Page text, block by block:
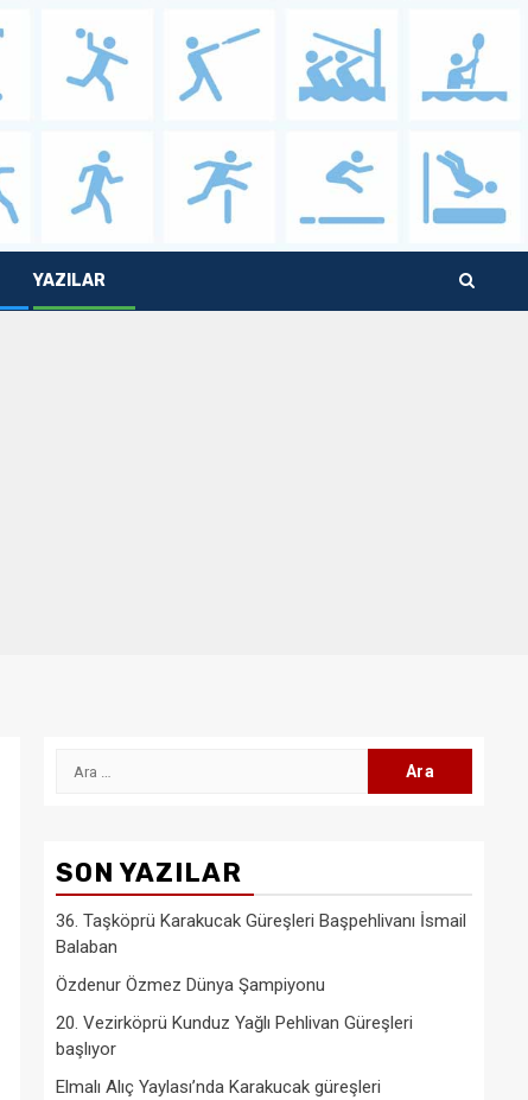
YAZILAR
Arama:
SON YAZILAR
36. Taşköprü Karakucak Güreşleri Başpehlivanı İsmail
Balaban
Özdenur Özmez Dünya Şampiyonu
20. Vezirköprü Kunduz Yağlı Pehlivan Güreşleri
başlıyor
Elmalı Alıç Yaylası’nda Karakucak güreşleri